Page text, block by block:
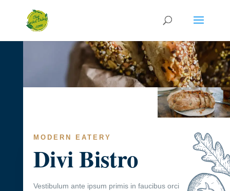
MODERN EATERY
Divi Bistro
Vestibulum ante ipsum primis in faucibus orci